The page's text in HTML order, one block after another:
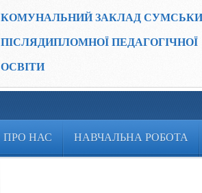
КОМУНАЛЬНИЙ ЗАКЛАД
ПІСЛЯДИПЛОМНОЇ ПЕДАГОГІЧНОЇ
ОСВІТИ
ПРО НАС НАВЧАЛЬНА РОБОТА